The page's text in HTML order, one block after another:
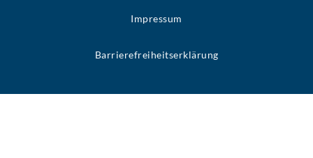
Impressum
Barrierefreiheitserklärung